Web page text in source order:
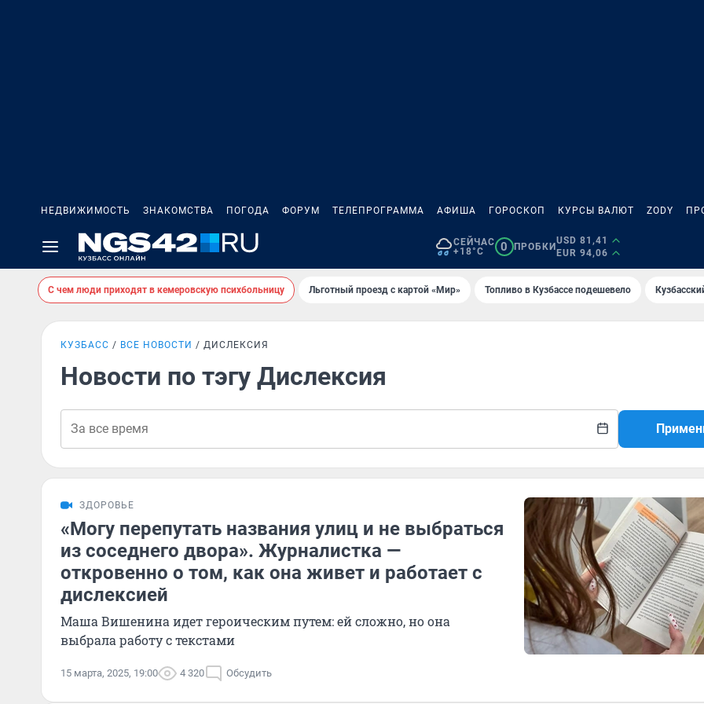
НЕДВИЖИМОСТЬ ЗНАКОМСТВА ПОГОДА ФОРУМ ТЕЛЕПРОГРАММА АФИША ГОРОСКОП КУРСЫ ВАЛЮТ ZODY
СЕЙЧАС
+18°C
0 ПРОБКИ
USD 81,41
EUR 94,06
С чем люди приходят в кемеровскую психбольницу Льготный проезд с картой «Мир» Топливо в Кузбассе подешевело
КУЗБАСС ВСЕ НОВОСТИ ДИСЛЕКСИЯ
Новости по тэгу Дислексия
ЗДОРОВЬЕ
«Могу перепутать названия улиц и не выбраться
из соседнего двора». Журналистка —
откровенно о том, как она живет и работает с
дислексией
Маша Вишенина идет героическим путем: ей сложно, но она
выбрала работу с текстами
15 марта, 2025, 19:00 4 320 Обсудить